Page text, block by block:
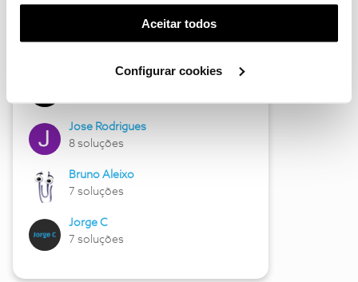
(cookies de publicidade personalizada). Pode gerir a
utilização dos cookies clicando em "Configurar
Aceitar todos
Configurar cookies
Hall of Fame de junho
Jose Rodrigues
8 soluções
Bruno Aleixo
7 soluções
Jorge C
7 soluções